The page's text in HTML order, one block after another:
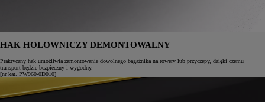
HAK HOLOWNICZY DEMONTOWALNY
Praktyczny hak umożliwia zamontowanie dowolnego bagażnika na rowery lub przyczepy, dzięki czemu
transport będzie bezpieczny i wygodny.
[nr kat. PW960-0D010]